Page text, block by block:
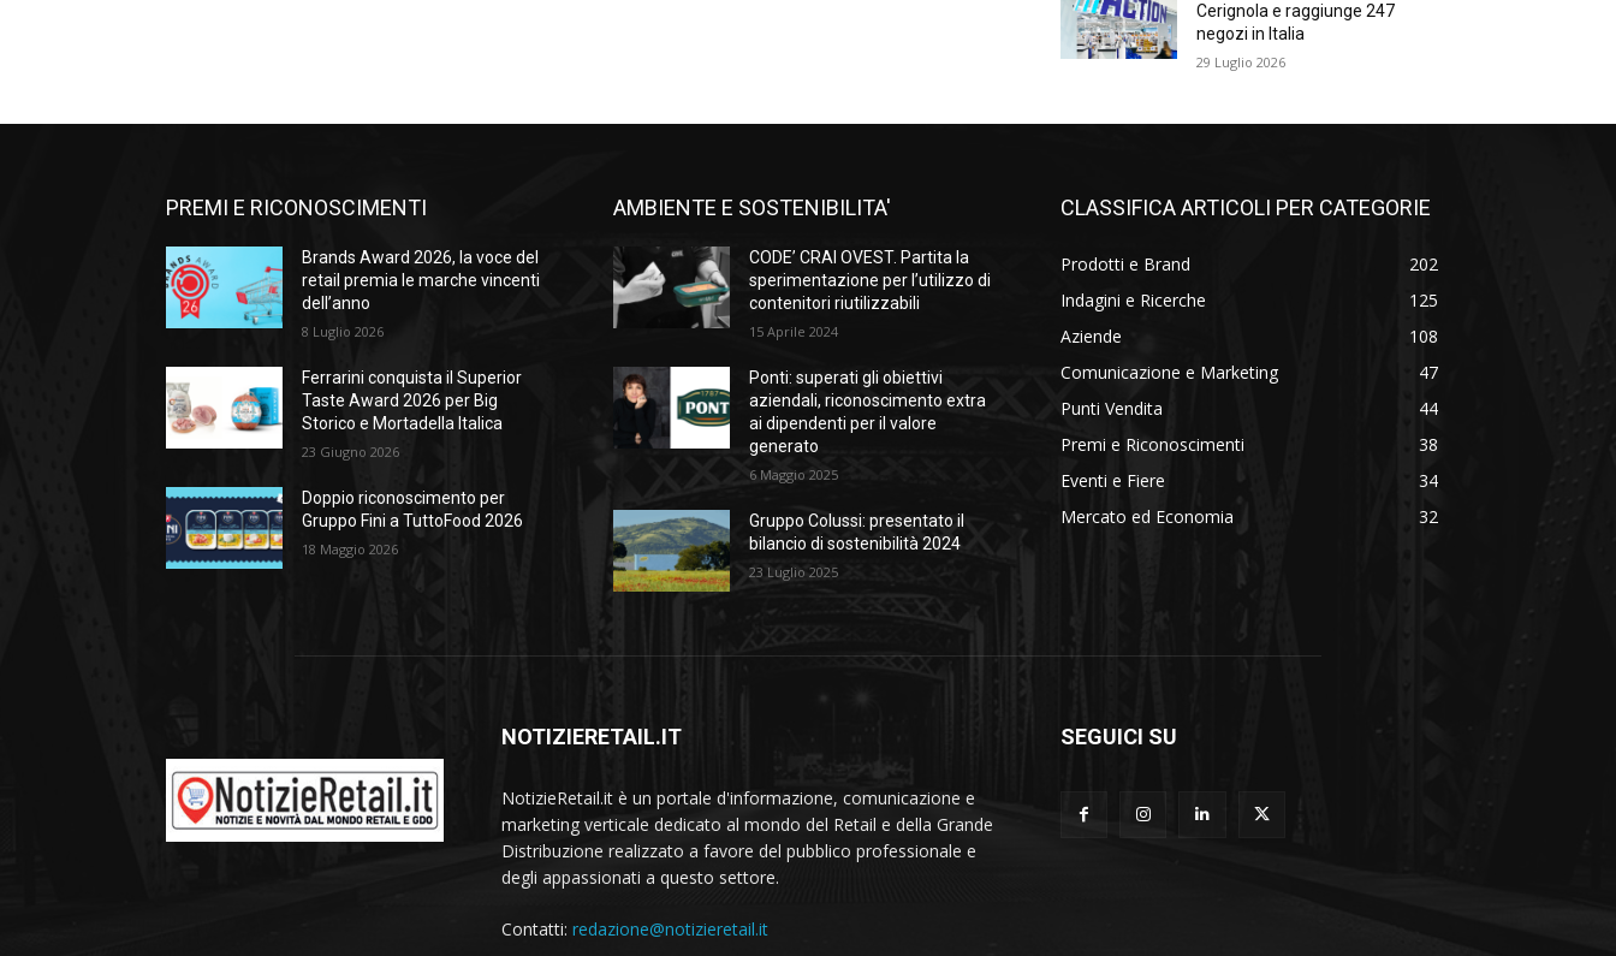
Cerignola e raggiunge 247
negozi in Italia
29 Luglio 2026
PREMI E RICONOSCIMENTI
Brands Award 2026, la voce del
retail premia le marche vincenti
dell’anno
8 Luglio 2026
Ferrarini conquista il Superior
Taste Award 2026 per Big
Storico e Mortadella Italica
23 Giugno 2026
Doppio riconoscimento per
Gruppo Fini a TuttoFood 2026
18 Maggio 2026
AMBIENTE E SOSTENIBILITA'
CODE’ CRAI OVEST. Partita la
sperimentazione per l’utilizzo di
contenitori riutilizzabili
15 Aprile 2024
Ponti: superati gli obiettivi
aziendali, riconoscimento extra
ai dipendenti per il valore
generato
6 Maggio 2025
Gruppo Colussi: presentato il
bilancio di sostenibilità 2024
23 Luglio 2025
CLASSIFICA ARTICOLI PER CATEGORIE
Prodotti e Brand
202
Indagini e Ricerche
125
Aziende
108
Comunicazione e Marketing
47
Punti Vendita
44
Premi e Riconoscimenti
38
Eventi e Fiere
34
Mercato ed Economia
32
NOTIZIERETAIL.IT
NotizieRetail.it è un portale d'informazione, comunicazione e
marketing verticale dedicato al mondo del Retail e della Grande
Distribuzione realizzato a favore del pubblico professionale e
degli appassionati a questo settore.
Contatti: redazione@notizieretail.it
SEGUICI SU